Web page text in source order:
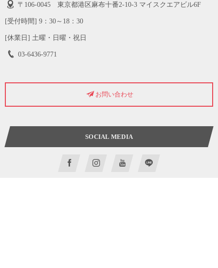
〒106-0045 東京都港区麻布十番2-10-3 マイスクエアビル6F
[受付時間] 9：30～18：30
[休業日] 土曜・日曜・祝日
03-6436-9771
お問い合わせ
SOCIAL MEDIA